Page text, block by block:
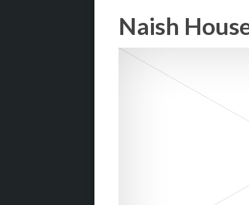
Naish